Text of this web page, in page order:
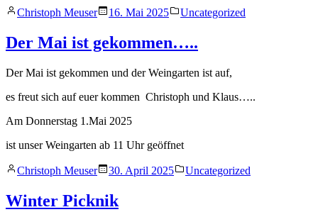
Veröffentlicht
Christoph Meuser 16. Mai 2025
Veröffentlicht
Uncategorized
Der Mai ist gekommen…..
Der Mai ist gekommen und der Weingarten ist auf,
es freut sich auf euer kommen Christoph und Klaus…..
Am Donnerstag 1.Mai 2025
ist unser Weingarten ab 11 Uhr geöffnet
Veröffentlicht
Christoph Meuser 30. April 2025
Veröffentlicht
Uncategorized
Winter Picknik